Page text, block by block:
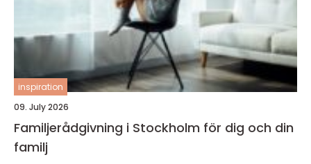
inspiration
09. July 2026
Familjerådgivning i Stockholm för dig och din
familj